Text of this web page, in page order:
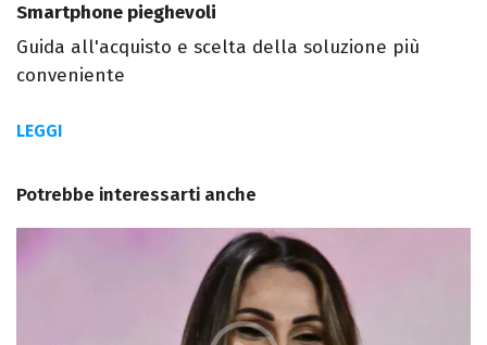
Smartphone pieghevoli
Guida all'acquisto e scelta della soluzione più
conveniente
LEGGI
Potrebbe interessarti anche